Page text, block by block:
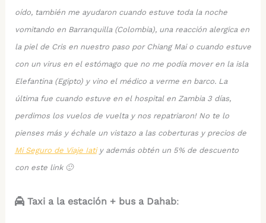
oído, también me ayudaron cuando estuve toda la noche
vomitando en Barranquilla (Colombia), una reacción alergica en
la piel de Cris en nuestro paso por Chiang Mai o cuando estuve
con un virus en el estómago que no me podía mover en la isla
Elefantina (Egipto) y vino el médico a verme en barco. La
última fue cuando estuve en el hospital en Zambia 3 días,
perdimos los vuelos de vuelta y nos repatriaron! No te lo
pienses más y échale un vistazo a las coberturas y precios de
Mi Seguro de Viaje Iatiy además obtén un 5% de descuento
con este link 🙂
Taxi a la estación + bus a Dahab: